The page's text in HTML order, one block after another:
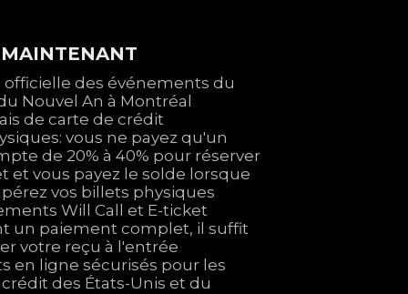
MAINTENANT
officielle des événements du
Nouvel An à Montréal
de carte de crédit
vous ne payez qu'un
de 20% à 40% pour réserver
et vous payez le solde lorsque
vos billets physiques
Will Call et E-ticket
un paiement complet, il suffit
votre reçu à l'entrée
en ligne sécurisés pour les
des États-Unis et du